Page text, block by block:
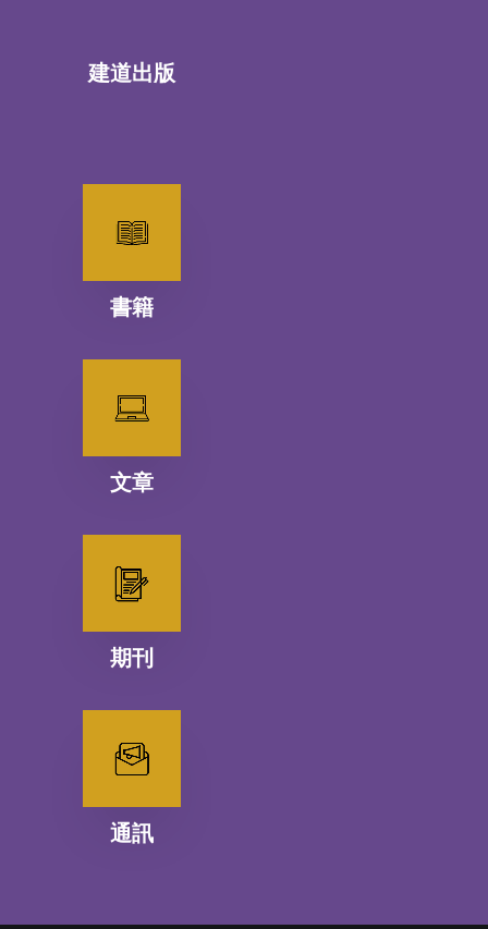
建道出版
書籍
文章
期刊
通訊